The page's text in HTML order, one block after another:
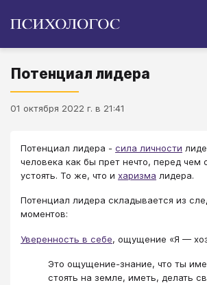
Потенциал лидера
01 октября 2022 г. в 21:41
Потенциал лидера - сила личности
человека как бы прет нечто, перед чем
устоять. То же, что и харизма лидера.
Потенциал лидера складывается из
моментов:
Уверенность в себе, ощущение «Я —
Это ощущение-знание, что ты
стоять на земле, иметь, делать